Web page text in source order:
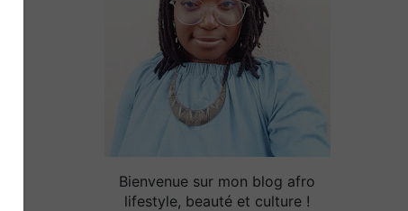
Bienvenue sur mon blog afro
lifestyle, beauté et culture !